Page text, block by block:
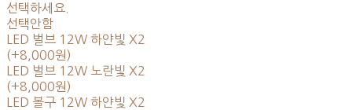
선택하세요.
선택안함
LED 벌브 12W 하얀빛 X2
(+8,000원)
LED 벌브 12W 노란빛 X2
(+8,000원)
LED 볼구 12W 하얀빛 X2